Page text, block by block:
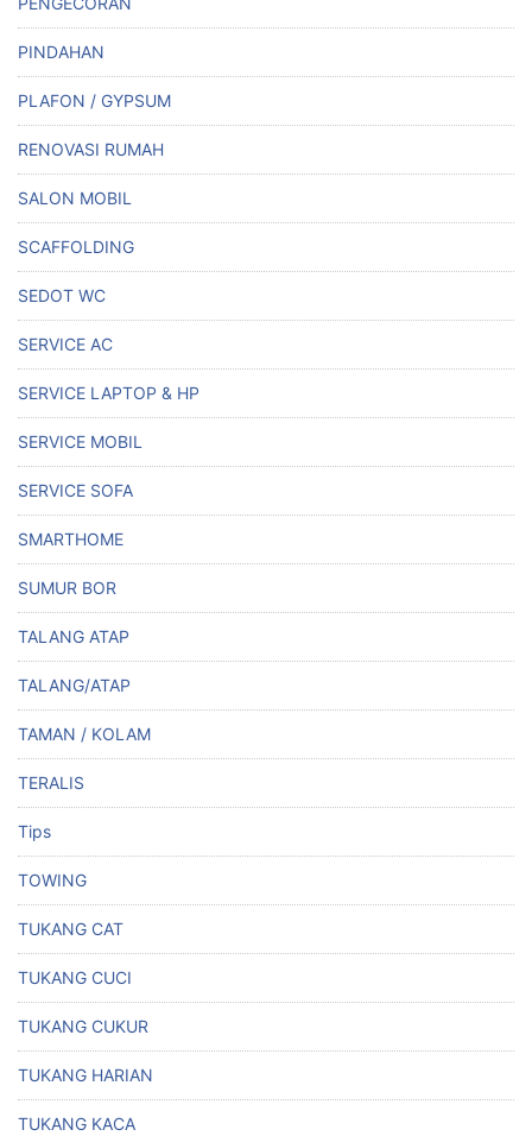
PINDAHAN
PLAFON / GYPSUM
RENOVASI RUMAH
SALON MOBIL
SCAFFOLDING
SEDOT WC
SERVICE AC
SERVICE LAPTOP & HP
SERVICE MOBIL
SERVICE SOFA
SMARTHOME
SUMUR BOR
TALANG ATAP
TALANG/ATAP
TAMAN / KOLAM
TERALIS
Tips
TOWING
TUKANG CAT
TUKANG CUCI
TUKANG CUKUR
TUKANG HARIAN
TUKANG KACA